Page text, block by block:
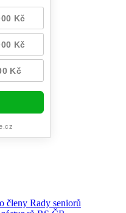
členy Rady seniorů